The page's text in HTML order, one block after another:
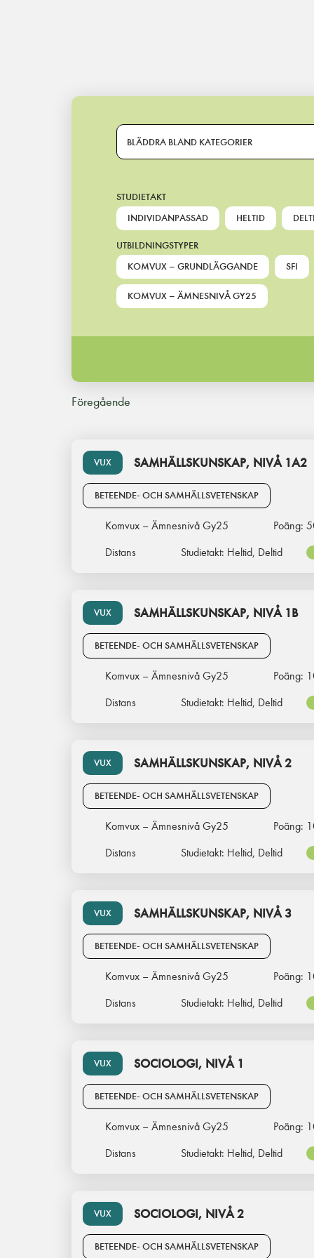
Main Navigation
BLÄDDRA BLAND KATEGORIER
STUDIETAKT
INDIVIDANPASSAD
HELTID
UTBILDNINGSTYPER
KOMVUX – GRUNDLÄGGANDE
SFI
KOMVUX – ÄMNESNIVÅ GY25
Föregående
VUX SAMHÄLLSKUNSKAP, NIVÅ 1A2
BETEENDE- OCH SAMHÄLLSVETENSKAP
Komvux – Ämnesnivå Gy25 Poäng:
Distans
Studietakt: Heltid, Deltid
VUX SAMHÄLLSKUNSKAP, NIVÅ 1B
BETEENDE- OCH SAMHÄLLSVETENSKAP
Komvux – Ämnesnivå Gy25 Poäng:
Distans
Studietakt: Heltid, Deltid
VUX SAMHÄLLSKUNSKAP, NIVÅ 2
BETEENDE- OCH SAMHÄLLSVETENSKAP
Komvux – Ämnesnivå Gy25 Poäng:
Distans
Studietakt: Heltid, Deltid
VUX SAMHÄLLSKUNSKAP, NIVÅ 3
BETEENDE- OCH SAMHÄLLSVETENSKAP
Komvux – Ämnesnivå Gy25 Poäng:
Distans
Studietakt: Heltid, Deltid
VUX SOCIOLOGI, NIVÅ 1
BETEENDE- OCH SAMHÄLLSVETENSKAP
Komvux – Ämnesnivå Gy25 Poäng:
Distans
Studietakt: Heltid, Deltid
VUX SOCIOLOGI, NIVÅ 2
BETEENDE- OCH SAMHÄLLSVETENSKAP